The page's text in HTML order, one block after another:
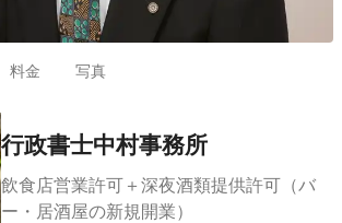
料金 写真
行政書士中村事務所
飲食店営業許可＋深夜酒類提供許可（バ
ー・居酒屋の新規開業）